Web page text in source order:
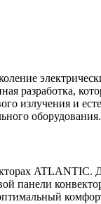
разработка,
излучения и
оборудования.
панели